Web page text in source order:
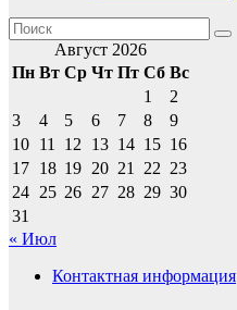
Август 2026
Пн Вт Ср Чт Пт Сб Вс
1
2
3
4 5 6 7 8
9
10 11 12 13 14 15 16
17 18 19 20 21 22 23
24 25 26 27 28 29 30
31
« Июл
Контактная информация